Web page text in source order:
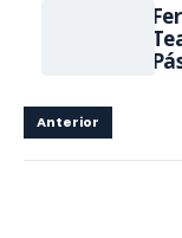
Anterior